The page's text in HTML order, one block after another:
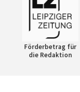
Förderbetrag für
die Redaktion